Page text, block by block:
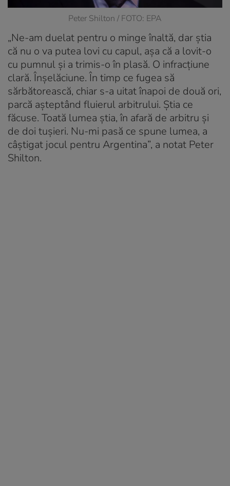
Peter Shilton / FOTO: EPA
„Ne-am duelat pentru o minge înaltă, dar ştia
că nu o va putea lovi cu capul, aşa că a lovit-o
cu pumnul şi a trimis-o în plasă. O infracţiune
clară. Înşelăciune. În timp ce fugea să
sărbătorească, chiar s-a uitat înapoi de două ori,
parcă aşteptând fluierul arbitrului. Ştia ce
făcuse. Toată lumea ştia, în afară de arbitru şi
de doi tuşieri. Nu-mi pasă ce spune lumea, a
câştigat jocul pentru Argentina”, a notat Peter
Shilton.